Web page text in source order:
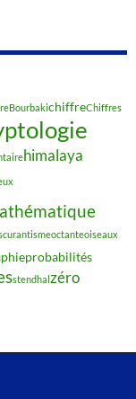
BourbakichiffreChiffres
himalaya
octanteoiseaux
probabilités
stendhalzéro